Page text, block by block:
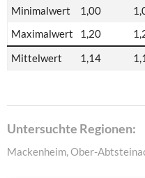
Minimalwert 1,00
Maximalwert
1,20
Mittelwert
1,14
Untersuchte Regionen:
Mackenheim, Ober-